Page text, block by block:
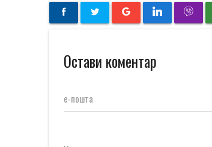
Остави коментар
е-пошта